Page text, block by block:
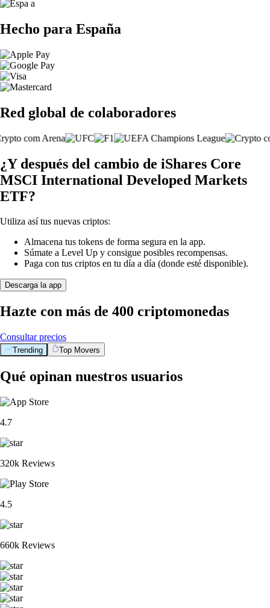
Hecho para España
Red global de colaboradores
¿Y después del cambio de iShares Core
MSCI International Developed Markets
ETF?
Utiliza así tus nuevas criptos:
Almacena tus tokens de forma segura en la app.
Súmate a Level Up y consigue posibles recompensas.
Paga con tus criptos en tu día a día (donde esté disponible).
Descarga la app
Hazte con más de 400 criptomonedas
Consultar precios
Trending Top Movers
Qué opinan nuestros usuarios
4.7
320k Reviews
4.5
660k Reviews